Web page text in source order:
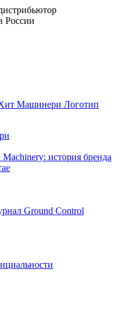
России
история бренда
Ground Control